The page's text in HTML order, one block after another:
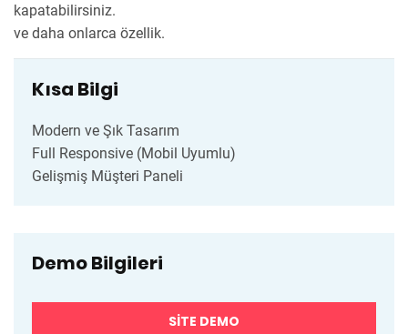
kapatabilirsiniz.
ve daha onlarca özellik.
Kısa Bilgi
Modern ve Şık Tasarım
Full Responsive (Mobil Uyumlu)
Gelişmiş Müşteri Paneli
Demo Bilgileri
SITE DEMO